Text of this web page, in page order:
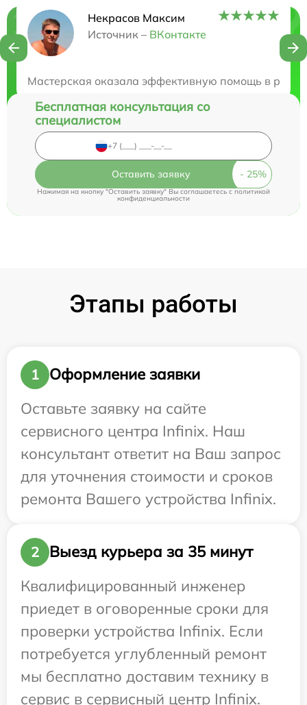
Некрасов Максим
Источник – ВКонтакте
Мастерская оказала эффективную помощь в
Нужна консультация?
Бесплатная консультация со
специалистом
Оставить заявку
Нажимая на кнопку "Оставить заявку" Вы соглашаетесь cполитикой
конфиденциальности
Этапы работы
1
Оформление заявки
Оставьте заявку на сайте
сервисного центра Infinix. Наш
консультант ответит на Ваш запрос
для уточнения стоимости и сроков
ремонта Вашего устройства Infinix.
2
Выезд курьера за 35 минут
Квалифицированный инженер
приедет в оговоренные сроки для
проверки устройства Infinix. Если
потребуется углубленный ремонт
мы бесплатно доставим технику в
сервис в сервисный центр Infinix.